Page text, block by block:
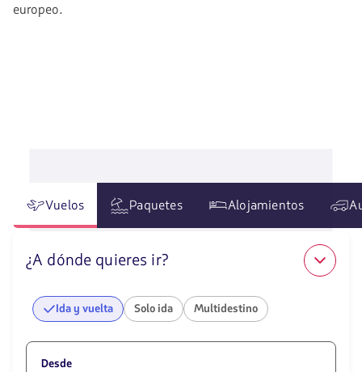
europeo.
Vuelos Paquetes Alojamientos
¿A dónde quieres ir?
Ida y vuelta Solo ida Multidestino
Desde